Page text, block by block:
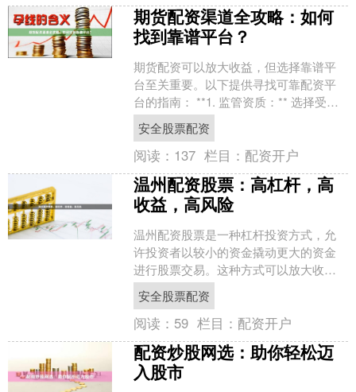
期货配资渠道全攻略：如何
找到靠谱平台？
期货配资可以放大收益，但选择靠谱平
台至关重要。以下提供寻找可靠配资平
台的指南： **1. 监管资质：** 选择受国
家监管机构（如中国证监会）监管的平
台，确保其合....
安全股票配资
阅读： 137 栏目： 配资开户
温州配资股票：高杠杆，高
收益，高风险
温州配资股票是一种杠杆投资方式，允
许投资者以较小的资金撬动更大的资金
进行股票交易。这种方式可以放大收
益，但也伴随着更高的风险。 **高杠杆**
配资股票的杠杆通....
安全股票配资
阅读： 59 栏目： 配资开户
配资炒股网选：助你轻松迈
入股市